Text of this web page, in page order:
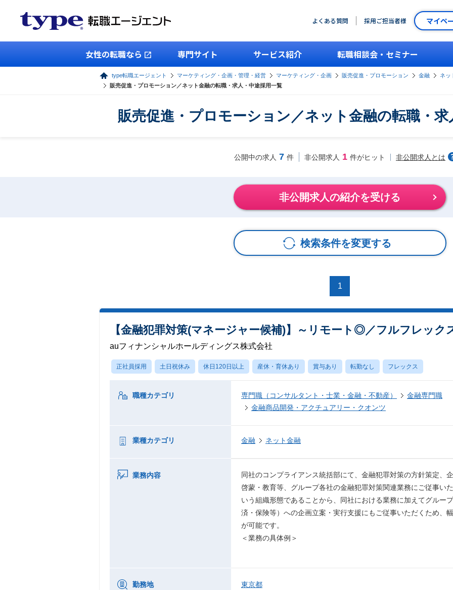
よくある質問 採用ご担当者様 マイペ
女性の転職なら 専門サイト サービス紹介 転職相談会・セミナー
type転職エージェント マーケティング・企画・管理・経営 マーケティング・企画 販売促進・プロモーション 金融
ネッ
販売促進・プロモーション／ネット金融の転職・求人・中途採用一覧
販売促進・プロモーション／ネット金融の転職・求
公開中の求人 7 件 非公開求人 1 件がヒット 非公開求人とは
非公開求人の紹介を受ける
検索条件を変更する
1
【金融犯罪対策(マネージャー候補)】～リモート◎／フルフレック
auフィナンシャルホールディングス株式会社
正社員採用 土日祝休み 休日120日以上 産休・育休あり 賞与あり 転勤なし フレックス
職種カテゴリ 専門職（コンサルタント・士業・金融・不動産）
金融専門職
金融商品開発・アクチュアリー・クオンツ
業種カテゴリ 金融 ネット金融
業務内容
同社のコンプライアンス統括部にて、金融犯罪対策の方針策定、
啓蒙・教育等、グループ各社の金融犯罪対策関連業務にご従事い
いう組織形態であることから、同社における業務に加えてグルー
済・保険等）への企画立案・実行支援にもご従事いただくため、
が可能です。
＜業務の具体例＞
勤務地 東京都